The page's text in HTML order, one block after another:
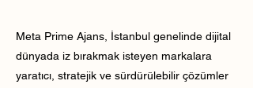
Meta Prime Ajans, İstanbul genelinde dijital
dünyada iz bırakmak isteyen markalara
yaratıcı, stratejik ve sürdürülebilir çözümler